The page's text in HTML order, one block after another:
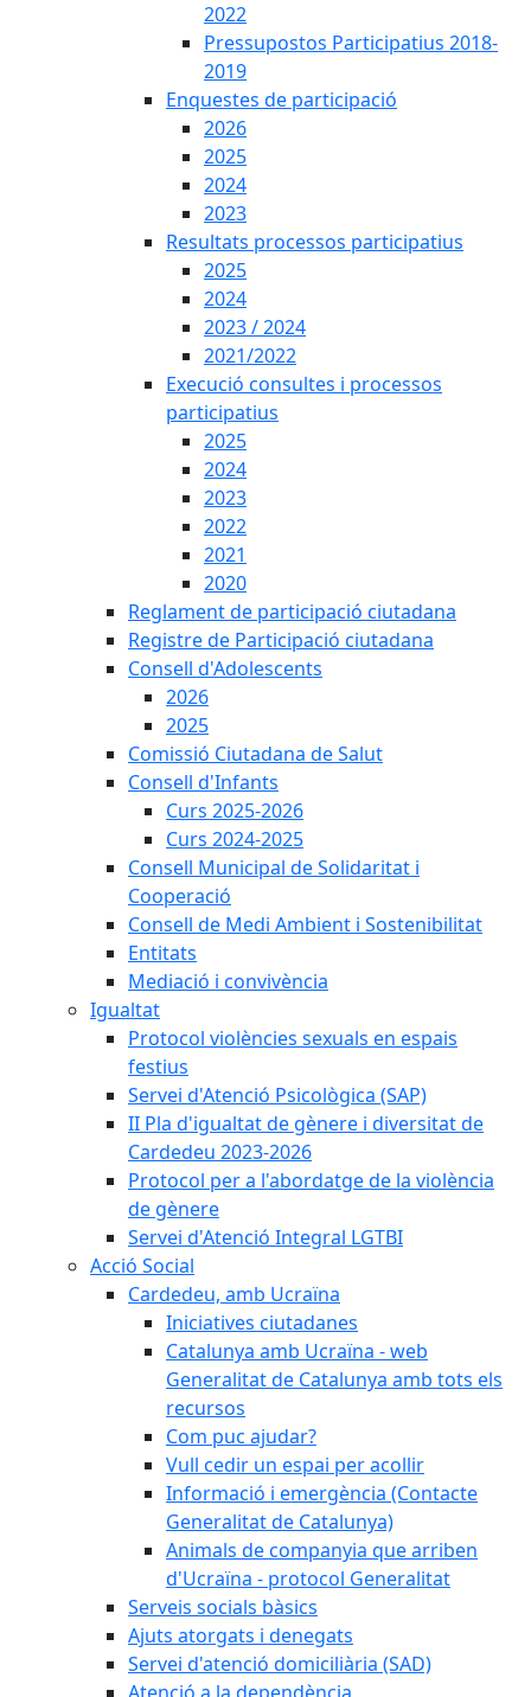
2022
Pressupostos Participatius 2018-
2019
Enquestes de participació
2026
2025
2024
2023
Resultats processos participatius
2025
2024
2023 / 2024
2021/2022
Execució consultes i processos
participatius
2025
2024
2023
2022
2021
2020
Reglament de participació ciutadana
Registre de Participació ciutadana
Consell d'Adolescents
2026
2025
Comissió Ciutadana de Salut
Consell d'Infants
Curs 2025-2026
Curs 2024-2025
Consell Municipal de Solidaritat i
Cooperació
Consell de Medi Ambient i Sostenibilitat
Entitats
Mediació i convivència
Igualtat
Protocol violències sexuals en espais
festius
Servei d'Atenció Psicològica (SAP)
II Pla d'igualtat de gènere i diversitat de
Cardedeu 2023-2026
Protocol per a l'abordatge de la violència
de gènere
Servei d'Atenció Integral LGTBI
Acció Social
Cardedeu, amb Ucraïna
Iniciatives ciutadanes
Catalunya amb Ucraïna - web
Generalitat de Catalunya amb tots els
recursos
Com puc ajudar?
Vull cedir un espai per acollir
Informació i emergència (Contacte
Generalitat de Catalunya)
Animals de companyia que arriben
d'Ucraïna - protocol Generalitat
Serveis socials bàsics
Ajuts atorgats i denegats
Servei d'atenció domiciliària (SAD)